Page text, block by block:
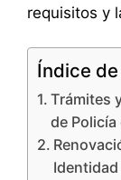
requisitos y
Índice
Trámites
de Policía
Identidad